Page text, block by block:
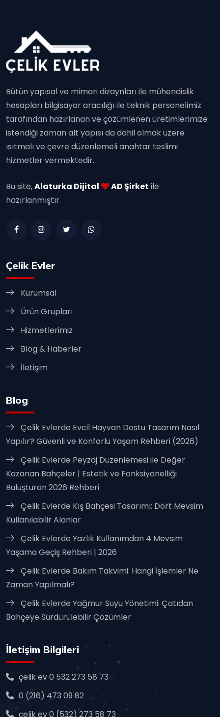
Bütün yapısal ve mimari dizaynları ile mühendislik
hesapları bilgisayar aracılığı ile teknik personelimiz
tarafından hazırlanan ve çözümlenen üretimlerimize
istendiği zaman alt yapısı da dahil olmak üzere
ısıtmalı ve çevre düzenlemeli anahtar teslimi
hizmetler vermektedir.
Bu site,Alaturka Dijital AD Şirket ile
hazırlanmıştır.
Çelik Evler
Kurumsal
Ürün Grupları
Hizmetlerimiz
Blog & Haberler
İletişim
Blog
Çelik Evlerde Evcil Hayvan Dostu Tasarım Nasıl
Yapılır? Güvenli ve Konforlu Yaşam Rehberi (2026)
Çelik Evlerde Peyzaj Düzenlemesi ile Değer
Kazanan Bahçeler | Estetik ve Fonksiyonelliği
Buluşturan 2026 Rehberi
Çelik Evlerde Kış Bahçesi Tasarımı: Dört Mevsim
Kullanılabilir Alanlar
Çelik Evlerde Yazlık Kullanımdan 4 Mevsim
Yaşama Geçiş Rehberi | 2026
Çelik Evlerde Bakım Takvimi: Hangi İşlemler Ne
Zaman Yapılmalı?
Çelik Evlerde Yağmur Suyu Yönetimi: Çatıdan
Bahçeye Sürdürülebilir Çözümler
İletişim Bilgileri
çelik ev 0 532 273 58 73
0 (216) 473 09 82
çelik ev 0 (532) 273 58 73